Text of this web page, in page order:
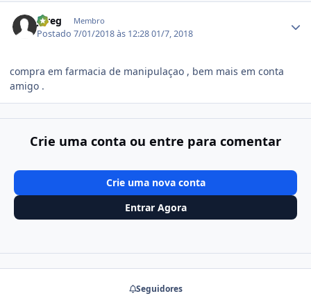
jureg Membro
Postado7/01/2018 às 12:2801/7, 2018
compra em farmacia de manipulaçao , bem mais em conta
amigo .
Crie uma conta ou entre para comentar
Crie uma nova conta
Entrar Agora
Seguidores